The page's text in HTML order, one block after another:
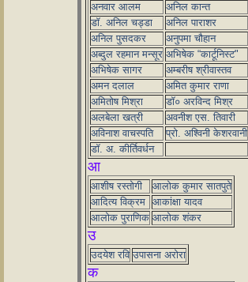
अनवार आलम
अनिल कान्त
डॉ. अनिल चड्डा
अनिल पाराशर
अनिल पुसदकर
अनुपमा चौहान
अब्दुल रहमान मन्सूर अभिषेक “कार्टूनिस्ट"
अभिषेक सागर
अम्बरीष श्रीवास्तव
अमन दलाल
अमित कुमार राणा
अमितोष मिश्रा
डॉ० अरविन्द मिश्र
अलबेला खत्री
अवनीश एस. तिवारी
अविनाश वाचस्पति
प्रो. अश्विनी केशरवानी
डॉ. अ. कीर्तिवर्धन
आ
आशीष रस्तोगी
आलोक कुमार सातपुते
आदित्य विक्रम
आकांक्षा यादव
आलोक पुराणिक आलोक शंकर
उ
उदयेश रवि उपासना अरोरा
क